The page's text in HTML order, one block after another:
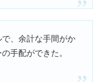
、余計な手間がか
手配ができた。